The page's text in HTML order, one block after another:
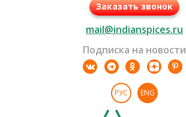
Заказать звонок
mail@indianspices.ru
Подписка на новости
РУС ENG